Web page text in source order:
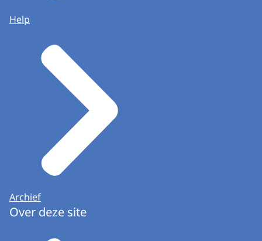
Help
Archief
Over deze site